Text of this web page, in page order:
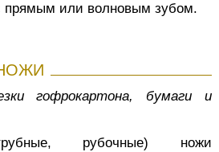
прямым или волновым зубом.
гофрокартона, бумаги и
рубочные) ножи